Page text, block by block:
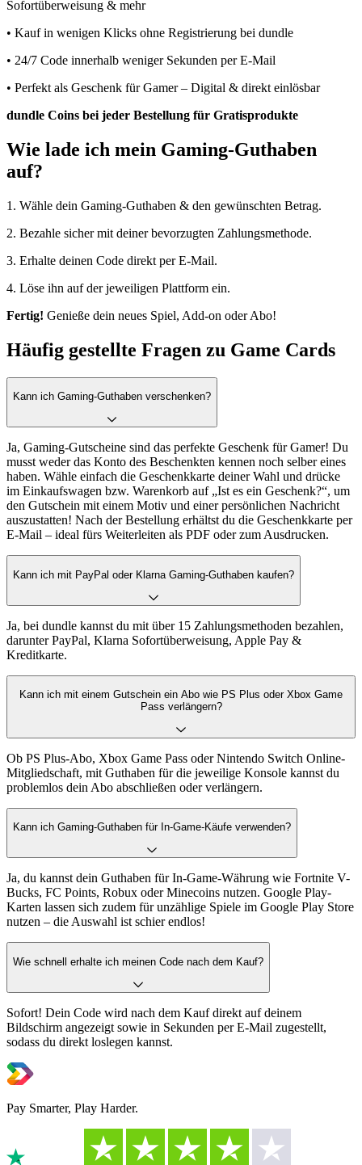
Sofortüberweisung & mehr
• Kauf in wenigen Klicks ohne Registrierung bei dundle
• 24/7 Code innerhalb weniger Sekunden per E-Mail
• Perfekt als Geschenk für Gamer – Digital & direkt einlösbar
dundle Coins bei jeder Bestellung für Gratisprodukte
Wie lade ich mein Gaming-Guthaben
auf?
1. Wähle dein Gaming-Guthaben & den gewünschten Betrag.
2. Bezahle sicher mit deiner bevorzugten Zahlungsmethode.
3. Erhalte deinen Code direkt per E-Mail.
4. Löse ihn auf der jeweiligen Plattform ein.
Fertig! Genieße dein neues Spiel, Add-on oder Abo!
Häufig gestellte Fragen zu Game Cards
Kann ich Gaming-Guthaben verschenken?
Ja, Gaming-Gutscheine sind das perfekte Geschenk für Gamer! Du
musst weder das Konto des Beschenkten kennen noch selber eines
haben. Wähle einfach die Geschenkkarte deiner Wahl und drücke
im Einkaufswagen bzw. Warenkorb auf „Ist es ein Geschenk?“, um
den Gutschein mit einem Motiv und einer persönlichen Nachricht
auszustatten! Nach der Bestellung erhältst du die Geschenkkarte per
E-Mail – ideal fürs Weiterleiten als PDF oder zum Ausdrucken.
Kann ich mit PayPal oder Klarna Gaming-Guthaben kaufen?
Ja, bei dundle kannst du mit über 15 Zahlungsmethoden bezahlen,
darunter PayPal, Klarna Sofortüberweisung, Apple Pay &
Kreditkarte.
Kann ich mit einem Gutschein ein Abo wie PS Plus oder Xbox Game
Pass verlängern?
Ob PS Plus-Abo, Xbox Game Pass oder Nintendo Switch Online-
Mitgliedschaft, mit Guthaben für die jeweilige Konsole kannst du
problemlos dein Abo abschließen oder verlängern.
Kann ich Gaming-Guthaben für In-Game-Käufe verwenden?
Ja, du kannst dein Guthaben für In-Game-Währung wie Fortnite V-
Bucks, FC Points, Robux oder Minecoins nutzen. Google Play-
Karten lassen sich zudem für unzählige Spiele im Google Play Store
nutzen – die Auswahl ist schier endlos!
Wie schnell erhalte ich meinen Code nach dem Kauf?
Sofort! Dein Code wird nach dem Kauf direkt auf deinem
Bildschirm angezeigt sowie in Sekunden per E-Mail zugestellt,
sodass du direkt loslegen kannst.
Pay Smarter, Play Harder.